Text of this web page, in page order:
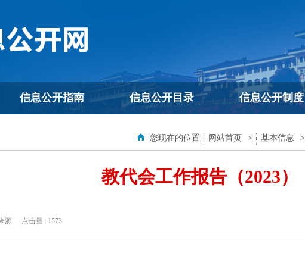
信息公开指南 信息公开目录 信息公开制度
您现在的位置 网站首页 > 基本信息 >
教代会工作报告（2023）
源: 点击量: 1573